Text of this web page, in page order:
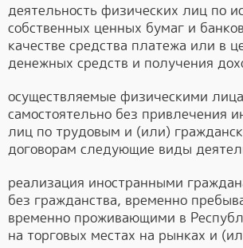
деятельность физических лиц по
собственных ценных бумаг и
качестве средства платежа или в
денежных средств и получения
осуществляемые физическими
самостоятельно без привлечения
лиц по трудовым и (или)
договорам следующие виды
реализация иностранными
без гражданства, временно
временно проживающими в
на торговых местах на рынках и